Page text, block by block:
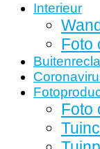
Interieur
Foto
Foto